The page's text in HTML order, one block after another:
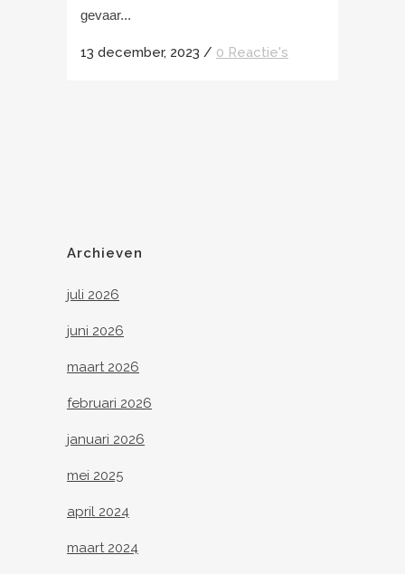
gevaar...
13 december, 2023 / 0 Reactie's
Archieven
juli 2026
juni 2026
maart 2026
februari 2026
januari 2026
mei 2025
april 2024
maart 2024